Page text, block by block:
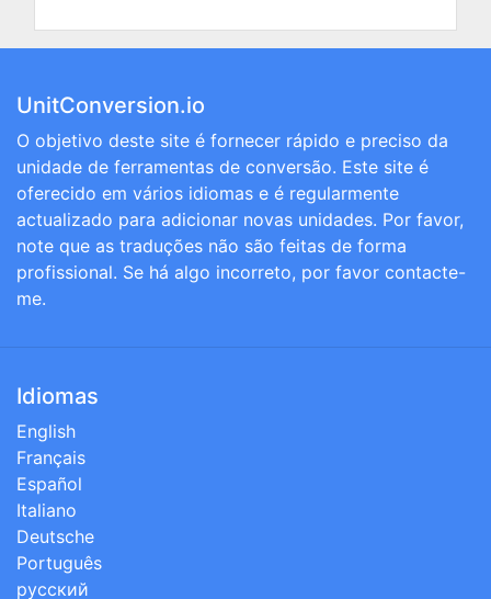
UnitConversion.io
O objetivo deste site é fornecer rápido e preciso da
unidade de ferramentas de conversão. Este site é
oferecido em vários idiomas e é regularmente
actualizado para adicionar novas unidades. Por favor,
note que as traduções não são feitas de forma
profissional. Se há algo incorreto, por favor contacte-
me.
Idiomas
English
Français
Español
Italiano
Deutsche
Português
русский